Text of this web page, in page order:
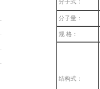
分子式：
分子量：
规 格：
结构式：